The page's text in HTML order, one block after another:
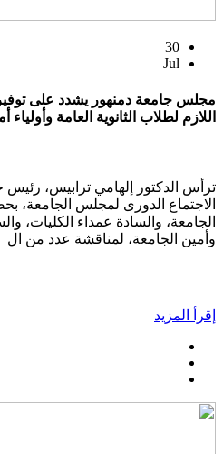
30
Jul
مجلس جامعة دمنهور يشدد على
اللازم لطلاب الثانوية العامة وأولياء
ترأس الدكتور إلهامي ترابيس، رئيس
الاجتماع الدورى لمجلس الجامعة،
الجامعة، والسادة عمداء الكليات،
وأمين الجامعة، لمناقشة عدد من ال
إقرأ المزيد